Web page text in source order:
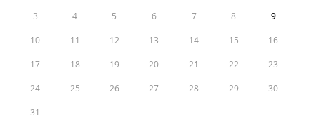
3 4 5 6 7 8 9
10 11 12 13 14 15 16
17 18 19 20 21 22 23
24 25 26 27 28 29 30
31